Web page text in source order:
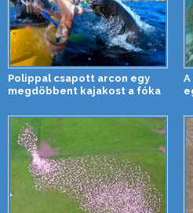
Polippal csapott arcon egy
megdöbbent kajakost a fóka